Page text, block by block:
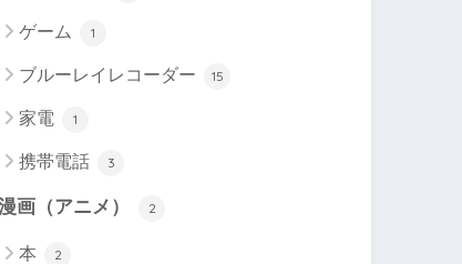
ゲーム 1
ブルーレイレコーダー 15
家電 1
携帯電話 3
画（アニメ） 2
本 2